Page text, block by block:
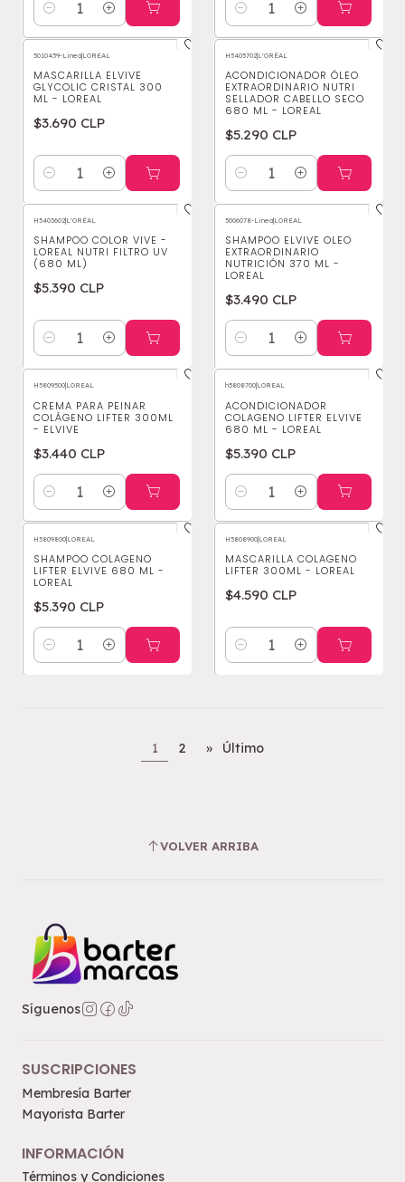
Cantidad Cantidad
5010459-Linea|LOREAL
MASCARILLA ELVIVE
GLYCOLIC CRISTAL 300
ML - LOREAL
$3.690 CLP
Cantidad
H5405702|L'ORÉAL
ACONDICIONADOR ÓLEO
EXTRAORDINARIO NUTRI
SELLADOR CABELLO SECO
680 ML - LOREAL
$5.290 CLP
Cantidad
H5403602|L'ORÉAL
SHAMPOO COLOR VIVE -
LOREAL NUTRI FILTRO UV
(680 ML)
$5.390 CLP
Cantidad
5006078-Linea|LOREAL
SHAMPOO ELVIVE OLEO
EXTRAORDINARIO
NUTRICIÓN 370 ML -
LOREAL
$3.490 CLP
Cantidad
H5809500|LOREAL
CREMA PARA PEINAR
COLÁGENO LIFTER 300ML
- ELVIVE
$3.440 CLP
Cantidad
h5808700|LOREAL
ACONDICIONADOR
COLAGENO LIFTER ELVIVE
680 ML - LOREAL
$5.390 CLP
Cantidad
H5809800|LOREAL
SHAMPOO COLAGENO
LIFTER ELVIVE 680 ML -
LOREAL
$5.390 CLP
Cantidad
H5808900|LOREAL
MASCARILLA COLAGENO
LIFTER 300ML - LOREAL
$4.590 CLP
Cantidad
1 2 » Último
VOLVER ARRIBA
Síguenos
SUSCRIPCIONES
Membresía Barter
Mayorista Barter
INFORMACIÓN
Términos y Condiciones